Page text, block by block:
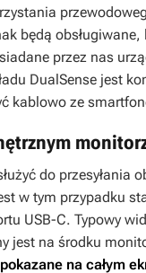
będą
przez nas
DualSense jest
kablowo ze
do przesyłania
w tym przypadku
USB-C. Typowy
jest na środku
na całym